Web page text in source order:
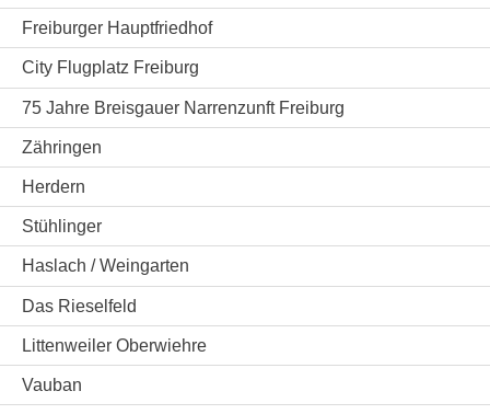
Freiburger Hauptfriedhof
City Flugplatz Freiburg
75 Jahre Breisgauer Narrenzunft Freiburg
Zähringen
Herdern
Stühlinger
Haslach / Weingarten
Das Rieselfeld
Littenweiler Oberwiehre
Vauban